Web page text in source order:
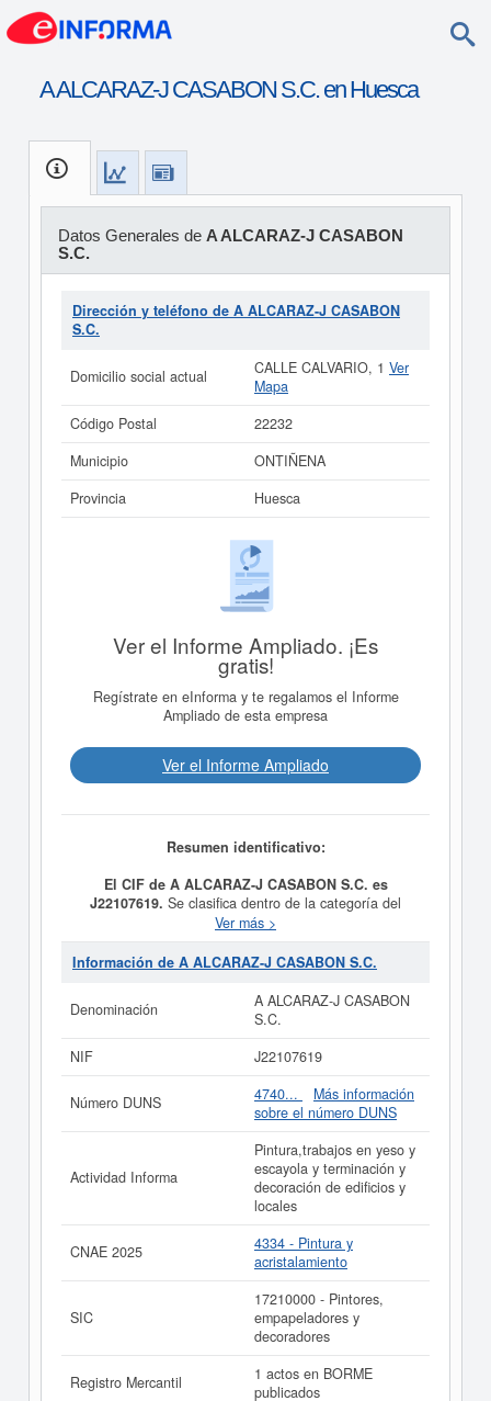
A ALCARAZ-J CASABON S.C. en Huesca
Datos Generales de A ALCARAZ-J CASABON
S.C.
Dirección y teléfono de A ALCARAZ-J CASABON
S.C.
Domicilio social actual CALLE CALVARIO, 1 Ver
Mapa
Código Postal
22232
Municipio
ONTIÑENA
Provincia
Huesca
Ver el Informe Ampliado. ¡Es
gratis!
Regístrate en eInforma y te regalamos el Informe
Ampliado de esta empresa
Ver el Informe Ampliado
Resumen identificativo:
El CIF de A ALCARAZ-J CASABON S.C. es
J22107619. Se clasifica dentro de la categoría del
CNAE 4334 - Pintura y acristalamiento.
CASABON S.C.consta con el número de SIC
17210000, correspondiente a la actividad de Pintores,
ficha ha sido el 18/07/2025. La ficha se ha consultado
hasta 16 veces. Para documentarse que tipo de
parecidas puede hacerlo aquí.
Si está interesado en conocer más datos de la empresa
A ALCARAZ-J CASABON S.C. puedeacceder
inmediatamente a este Informe ampliadode A
ALCARAZ-J CASABON S.C. y consultar los resultados
de sus años de actividad, así como los balances y
cuentas de resultados disponibles.
La última actualización del informe de empresa se ha
realizado el 23/03/2025.
Ver más >
Información de A ALCARAZ-J CASABON S.C.
Denominación
A ALCARAZ-J CASABON
S.C.
NIF
J22107619
Número DUNS 4740...
Más información
sobre el número DUNS
Actividad Informa
Pintura,trabajos en yeso y
escayola y terminación y
decoración de edificios y
locales
CNAE 2025
4334 - Pintura y
acristalamiento
SIC
17210000 - Pintores,
empapeladores y
decoradores
Registro Mercantil
1 actos en BORME
publicados